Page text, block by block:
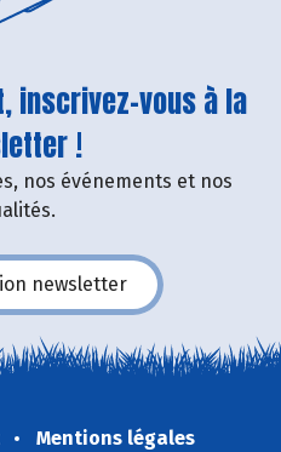
inscrivez-vous à la
!
nos événements et nos
newsletter
Mentions légales